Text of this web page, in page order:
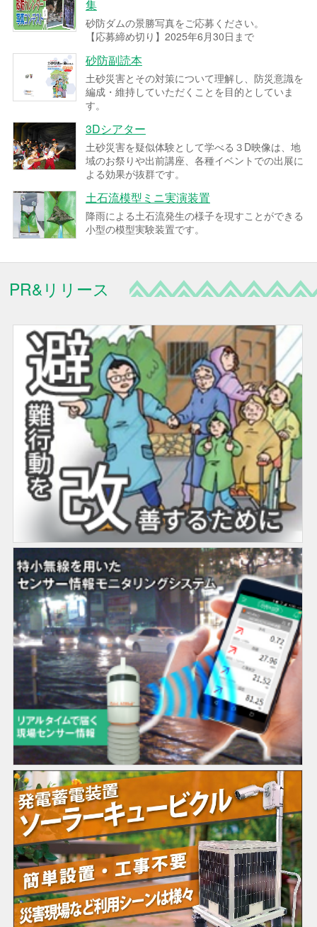
集
砂防ダムの景勝写真をご応募ください。
【応募締め切り】2025年6月30日まで
砂防副読本
土砂災害とその対策について理解し、防災意識を
編成・維持していただくことを目的としていま
す。
3Dシアター
土砂災害を疑似体験として学べる３D映像は、地
域のお祭りや出前講座、各種イベントでの出展に
よる効果が抜群です。
土石流模型ミニ実演装置
降雨による土石流発生の様子を現すことができる
小型の模型実験装置です。
PR&リリース